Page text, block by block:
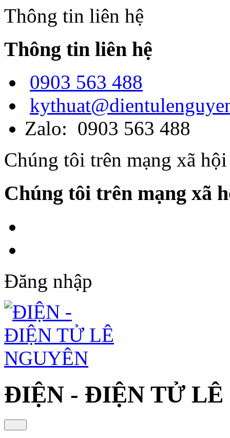
Thông tin liên hệ
Thông tin liên hệ
0903 563 488
Zalo: 0903 563 488
Chúng tôi trên mạng xã hội
Chúng tôi trên mạng xã
Đăng nhập
ĐIỆN - ĐIỆN TỬ LÊ